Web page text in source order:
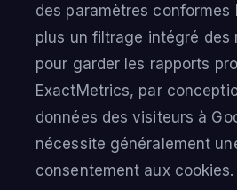
des paramètres conformes
plus un filtrage intégré des
pour garder les rapports
ExactMetrics, par
données des visiteurs à
nécessite généralement
consentement aux cookies.